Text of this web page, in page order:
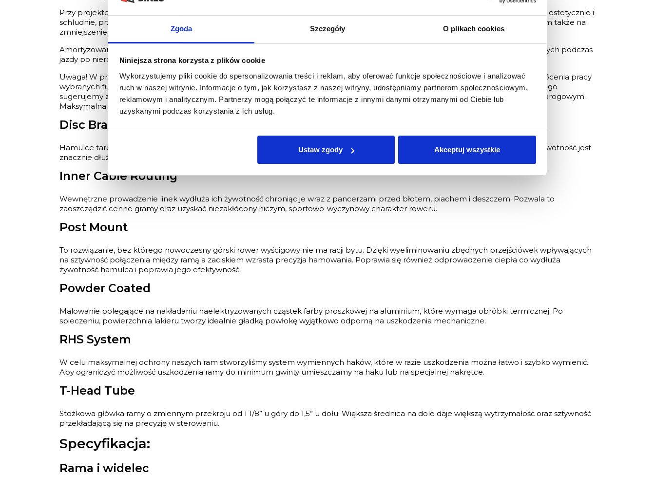
Zgoda Szczegóły O plikach cookies
Niniejsza strona korzysta z plików cookie
Wykorzystujemy pliki cookie do spersonalizowania treści i reklam, aby oferować funkcje społecznościowe i analizować
ruch w naszej witrynie. Informacje o tym, jak korzystasz z naszej witryny, udostępniamy partnerom społecznościowym,
reklamowym i analitycznym. Partnerzy mogą połączyć te informacje z innymi danymi otrzymanymi od Ciebie lub
uzyskanymi podczas korzystania z ich usług.
Ustaw zgody Akceptuj wszystkie
Przy projektowaniu ramy postanowiliśmy wyposażyć ją w wewnętrzne prowadzenie linek. Dzięki temu sprawiliśmy, że rower wygląda estetycznie i
schludnie, przez co może stanowić doskonały środek dojazdowy do pracy dla wielu osób. Ten system prowadzenia linek pozwolił nam także na
zmniejszenie ryzyka zerwania linki w trakcie jazdy w terenie.
Amortyzowany widelec SR Suntour ze skokiem 100 mm zapewnia wysoką kulturę pracy oraz doskonałe tłumienie wibracji powstających podczas
jazdy po nierównej i wyboistej nawierzchni.
Uwaga! W przypadku korzystania z licznika bezprzewodowego zamontowanego na rowerze elektrycznym, mogą występować zakłócenia pracy
wybranych funkcji licznika. Dzieje się tak z powodu niektórych elektrycznych elementów roweru. Dlatego też do roweru elektrycznego
sugerujemy zakup licznika przewodowego. Pamiętaj! Napęd elektryczny naszych rowerów jest zgodny z przepisami Prawa o ruchu drogowym.
Maksymalna prędkość wspomagania wynosi 25 km/h.
Disc Brakes
Hamulce tarczowe gwarantują nam dużą siłę hamowania i dobrą modulację nawet w najcięższych warunkach pogodowych, a ich żywotność jest
znacznie dłuższa niż hamulców tradycyjnych.
Inner Cable Routing
Wewnętrzne prowadzenie linek wydłuża ich żywotność chroniąc je wraz z pancerzami przed błotem, piachem i deszczem. Pozwala to
zaoszczędzić cenne gramy oraz uzyskać niezakłócony niczym, sportowo-wyczynowy charakter roweru.
Post Mount
To rozwiązanie, bez którego nowoczesny górski rower wyścigowy nie ma racji bytu. Dzięki wyeliminowaniu zbędnych przejściówek wpływających
na sztywność połączenia między ramą a zaciskiem wzrasta precyzja hamowania. Poprawia się również odprowadzenie ciepła co wydłuża
żywotność hamulca i poprawia jego efektywność.
Powder Coated
Malowanie polegające na nakładaniu naelektryzowanych cząstek farby proszkowej na aluminium, które wymaga obróbki termicznej. Po
spieczeniu, powierzchnia lakieru tworzy idealnie gładką powłokę wyjątkowo odporną na uszkodzenia mechaniczne.
RHS System
W celu maksymalnej ochrony naszych ram stworzyliśmy system wymiennych haków, które w razie uszkodzenia można łatwo i szybko wymienić.
Aby ograniczyć możliwość uszkodzenia ramy do minimum gwinty umieszczamy na haku lub na specjalnej nakrętce.
T-Head Tube
Stożkowa główka ramy o zmiennym przekroju od 1 1/8” u góry do 1,5” u dołu. Większa średnica na dole daje większą wytrzymałość oraz sztywność
przekładającą się na precyzję w sterowaniu.
Specyfikacja:
Rama i widelec